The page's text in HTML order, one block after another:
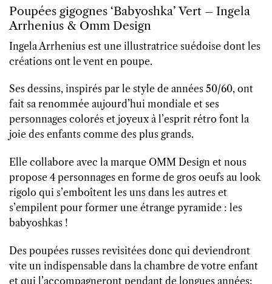
Poupées gigognes ‘Babyoshka’ Vert – Ingela
Arrhenius & Omm Design
Ingela Arrhenius est une illustratrice suédoise dont les
créations ont le vent en poupe.
Ses dessins, inspirés par le style de années 50/60, ont
fait sa renommée aujourd’hui mondiale et ses
personnages colorés et joyeux à l’esprit rétro font la
joie des enfants comme des plus grands.
Elle collabore avec la marque OMM Design et nous
propose 4 personnages en forme de gros oeufs au look
rigolo qui s’emboîtent les uns dans les autres et
s’empilent pour former une étrange pyramide : les
babyoshkas !
Des poupées russes revisitées donc qui deviendront
vite un indispensable dans la chambre de votre enfant
et qui l’accompagneront pendant de longues années: